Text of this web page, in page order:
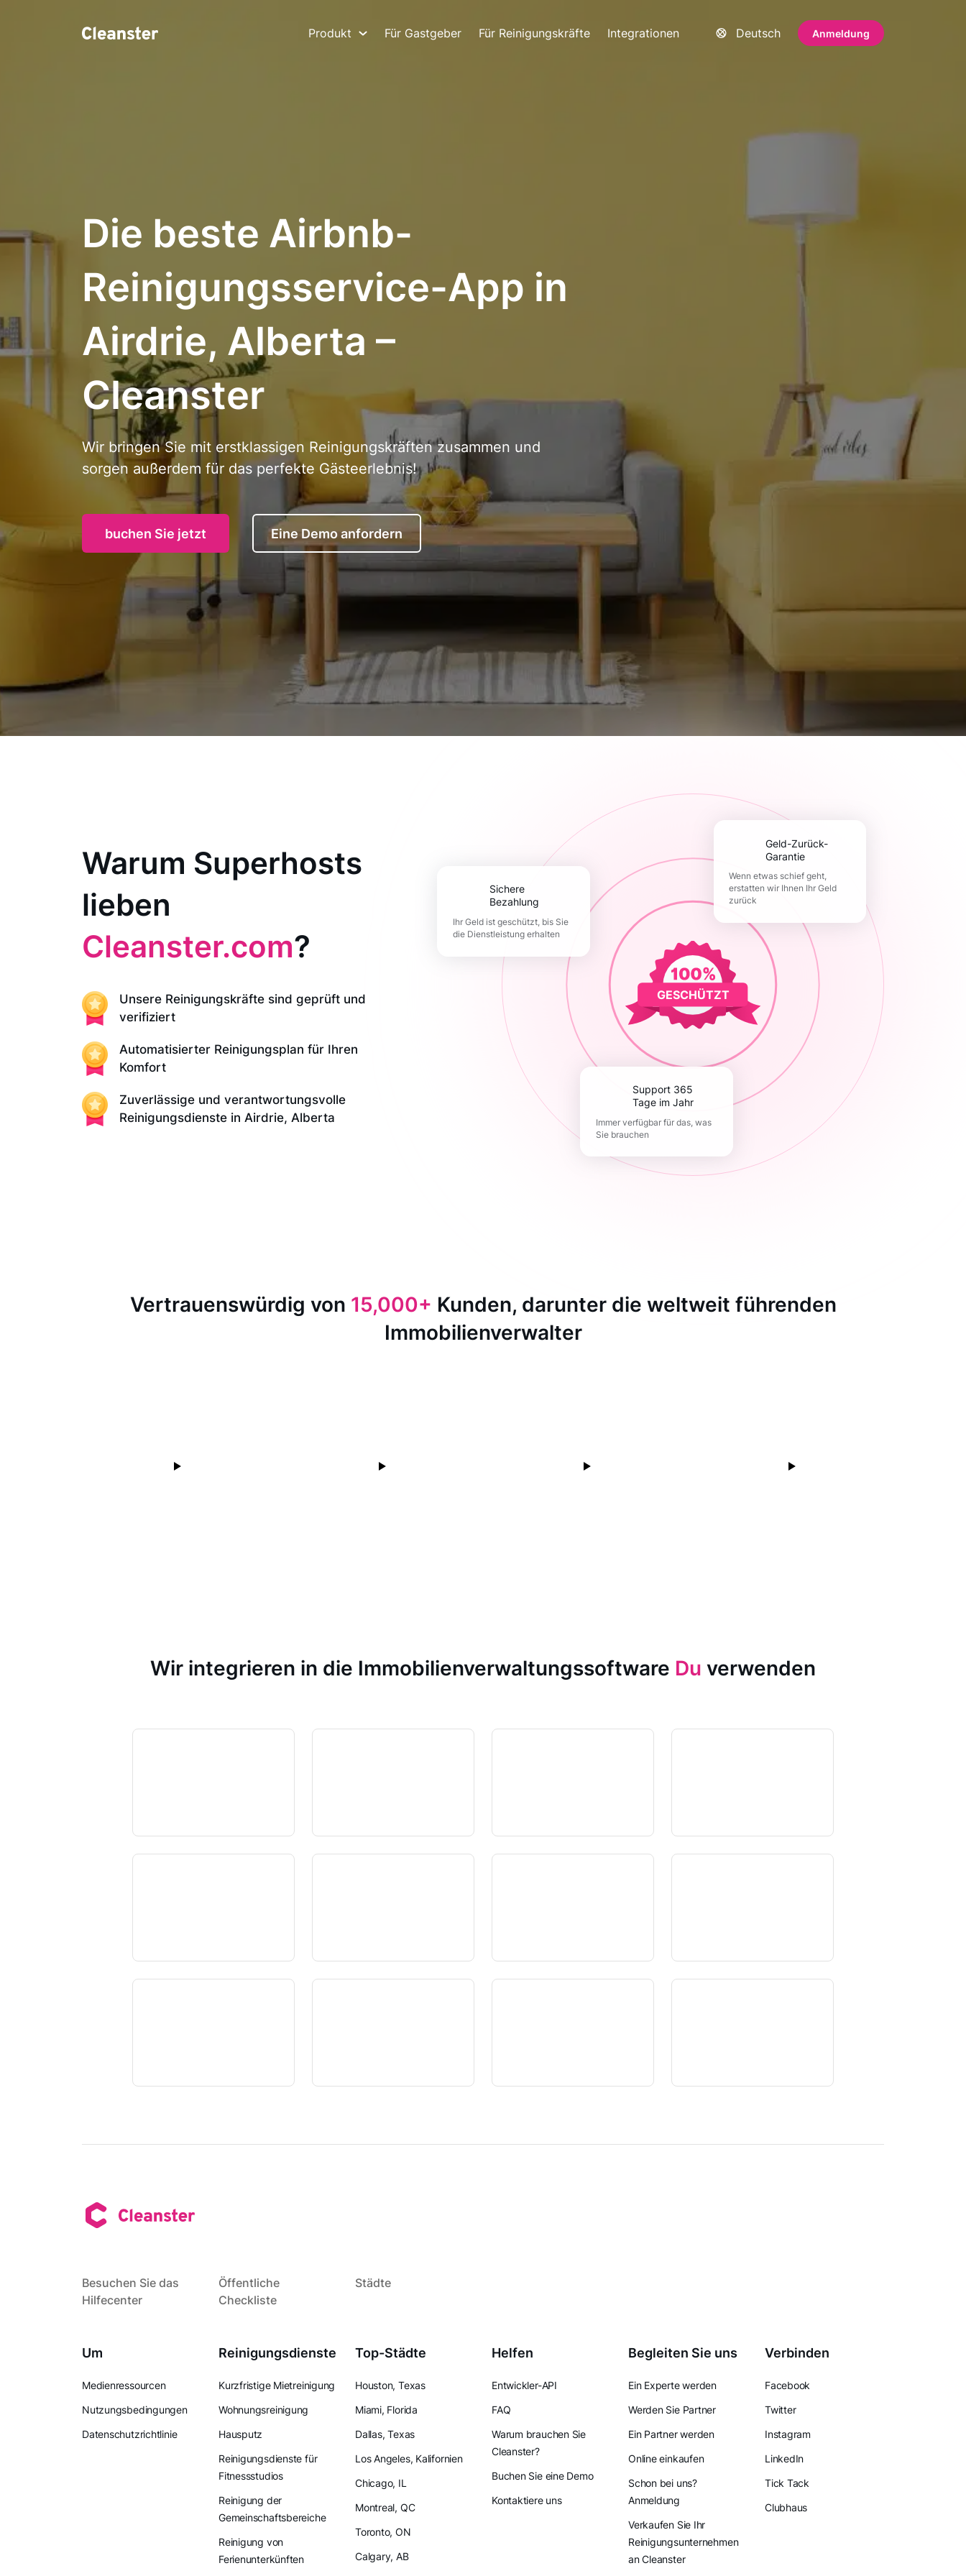
Produkt Für Gastgeber Für Reinigungskräfte Integrationen Deutsch Anmeldung
Die beste Airbnb-
Reinigungsservice-App in
Airdrie, Alberta –
Cleanster
Wir bringen Sie mit erstklassigen Reinigungskräften zusammen und
sorgen außerdem für das perfekte Gästeerlebnis!
buchen Sie jetzt Eine Demo anfordern
Warum Superhosts
lieben
Cleanster.com?
Unsere Reinigungskräfte sind geprüft und
verifiziert
Automatisierter Reinigungsplan für Ihren
Komfort
Zuverlässige und verantwortungsvolle
Reinigungsdienste in Airdrie, Alberta
GESCHÜTZT
Sichere
Bezahlung
Ihr Geld ist geschützt, bis Sie
die Dienstleistung erhalten
Geld-Zurück-
Garantie
Wenn etwas schief geht,
erstatten wir Ihnen Ihr Geld
zurück
Support 365
Tage im Jahr
Immer verfügbar für das, was
Sie brauchen
Vertrauenswürdig von 15,000+ Kunden, darunter die weltweit führenden
Immobilienverwalter
Wir integrieren in die Immobilienverwaltungssoftware Du verwenden
Besuchen Sie das
Hilfecenter
Öffentliche
Checkliste
Städte
Um
Medienressourcen
Nutzungsbedingungen
Datenschutzrichtlinie
Reinigungsdienste
Kurzfristige Mietreinigung
Wohnungsreinigung
Hausputz
Reinigungsdienste für
Fitnessstudios
Reinigung der
Gemeinschaftsbereiche
Reinigung von
Ferienunterkünften
Top-Städte
Houston, Texas
Miami, Florida
Dallas, Texas
Los Angeles, Kalifornien
Chicago, IL
Montreal, QC
Toronto, ON
Calgary, AB
Helfen
Entwickler-API
FAQ
Warum brauchen Sie
Cleanster?
Buchen Sie eine Demo
Kontaktiere uns
Begleiten Sie uns
Ein Experte werden
Werden Sie Partner
Ein Partner werden
Online einkaufen
Schon bei uns?
Anmeldung
Verkaufen Sie Ihr
Reinigungsunternehmen
an Cleanster
Verbinden
Facebook
Twitter
Instagram
LinkedIn
Tick Tack
Clubhaus